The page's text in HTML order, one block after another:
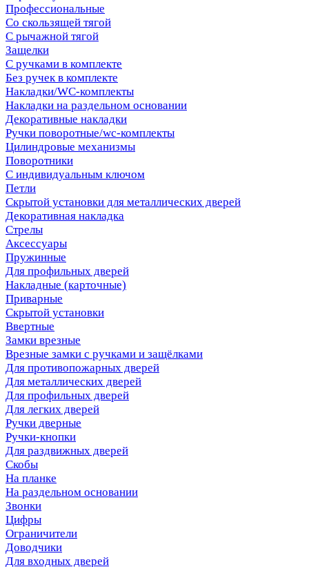
Профессиональные
Со скользящей тягой
С рычажной тягой
Защелки
С ручками в комплекте
Без ручек в комплекте
Накладки/WC-комплекты
Накладки на раздельном основании
Декоративные накладки
Ручки поворотные/wc-комплекты
Цилиндровые механизмы
Поворотники
С индивидуальным ключом
Петли
Скрытой установки для металлических дверей
Декоративная накладка
Стрелы
Аксессуары
Пружинные
Для профильных дверей
Накладные (карточные)
Приварные
Скрытой установки
Ввертные
Замки врезные
Врезные замки с ручками и защёлками
Для противопожарных дверей
Для металлических дверей
Для профильных дверей
Для легких дверей
Ручки дверные
Ручки-кнопки
Для раздвижных дверей
Скобы
На планке
На раздельном основании
Звонки
Цифры
Ограничители
Доводчики
Для входных дверей